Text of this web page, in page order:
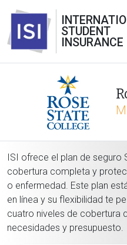
STUDENT
INSURANCE
ISI ofrece el plan de seguro
cobertura completa y
o enfermedad. Este plan
en línea y su flexibilidad te
cuatro niveles de cobertura
necesidades y presupuesto.